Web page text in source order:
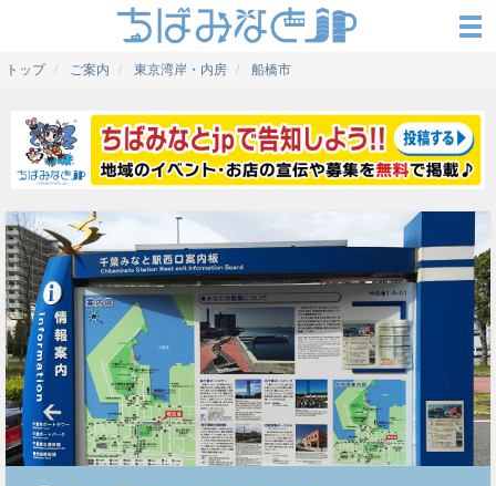
トップ ご案内 東京湾岸・内房 船橋市